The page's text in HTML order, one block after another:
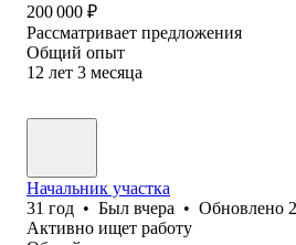
200 000 ₽
Рассматривает предложения
Общий опыт
12 лет 3 месяца
Начальник участка
31 год • Был вчера • Обновлено
Активно ищет работу